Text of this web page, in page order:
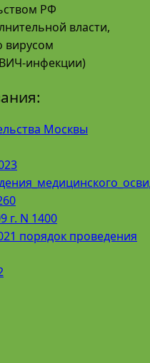
РФ
власти,
вирусом
инфекции)
Москвы
г. N 1400
порядок проведения